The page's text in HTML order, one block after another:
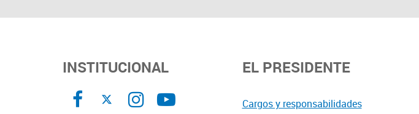
INSTITUCIONAL EL PRESIDENTE
Cargos y responsabilidades